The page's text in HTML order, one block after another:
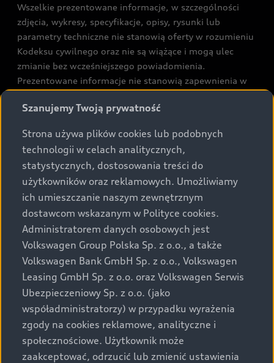
Szanujemy Twoją prywatność
Strona używa plików cookies lub podobnych
technologii w celach analitycznych,
statystycznych, dostosowania treści do
użytkowników oraz reklamowych. Umożliwiamy
ich umieszczanie naszym zewnętrznym
dostawcom wskazanym w Polityce cookies.
Administratorem danych osobowych jest
Volkswagen Group Polska Sp. z o.o., a także
Volkswagen Bank GmbH Sp. z o.o., Volkswagen
Leasing GmbH Sp. z o.o. oraz Volkswagen Serwis
Ubezpieczeniowy Sp. z o.o. (jako
współadministratorzy) w przypadku wyrażenia
zgody na cookies reklamowe, analityczne i
społecznościowe. Użytkownik może
zaakceptować, odrzucić lub zmienić ustawienia
Wszelkie prezentowane informacje, w szczególności
zdjęcia, wykresy, specyfikacje, opisy, rysunki lub
parametry techniczne nie stanowią oferty w rozumieniu
Kodeksu cywilnego oraz nie są wiążące i mogą ulec
zmianie bez wcześniejszego powiadomienia.
Prezentowane informacje nie stanowią zapewnienia w
43b ust. 2 pkt 2 lit. a-c Ustawy o prawach konsumenta.
Podane kwoty są rekomendowane i obejmują podatek
VAT (23%), chyba że inaczej zaznaczono.
Audi zastrzega sobie możliwość wprowadzenia zmian w
prezentowanych wersjach. Przedstawione detale
wyposażenia mogą różnić się od specyfikacji
przewidzianej na rynek polski. Zamieszczone zdjęcia
mogą przedstawiać wyposażenie opcjonalne, dostępne
za dopłatą. Wiążące ustalenie ceny, wyposażenia i
specyfikacji pojazdu następują w umowie sprzedaży, a
określenie parametrów technicznych zawiera
świadectwo homologacji typu pojazdu. Zastrzegamy
sobie prawo do zmian i pomyłek. Wszelkie informacje
prezentowane na stronie są aktualne na dzień ich
zamieszczania. W celu uzyskania najnowszych
informacji prosimy kontaktować się z Partnerem Marki